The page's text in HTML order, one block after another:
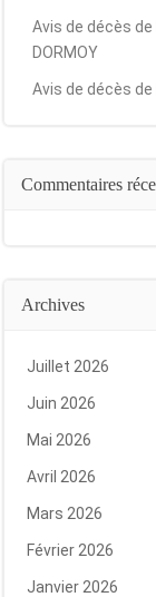
Avis de décès de
DORMOY
Avis de décès de
Commentaires
Archives
Juillet 2026
Juin 2026
Mai 2026
Avril 2026
Mars 2026
Février 2026
Janvier 2026